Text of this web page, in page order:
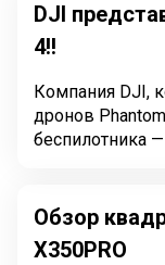
DJI
4!!
Компания DJI,
дронов
беспилотника —
Обзор
X350PRO